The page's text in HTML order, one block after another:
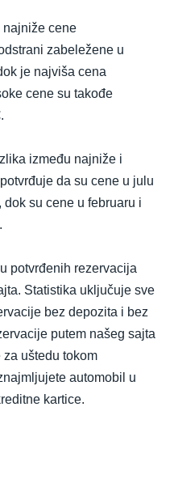
najniže cene
zabeležene u
je najviša cena
cene su takođe
između najniže i
da su cene u julu
su cene u februaru i
potvrđenih rezervacija
Statistika uključuje sve
bez depozita i bez
putem našeg sajta
uštedu tokom
automobil u
kartice.